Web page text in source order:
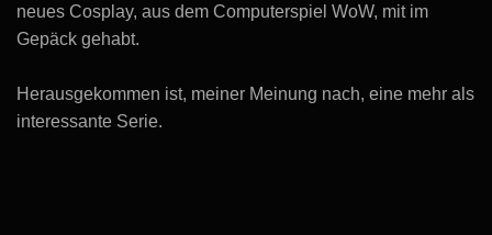
neues Cosplay, aus dem Computerspiel WoW, mit im
Gepäck gehabt.
Herausgekommen ist, meiner Meinung nach, eine mehr als
interessante Serie.